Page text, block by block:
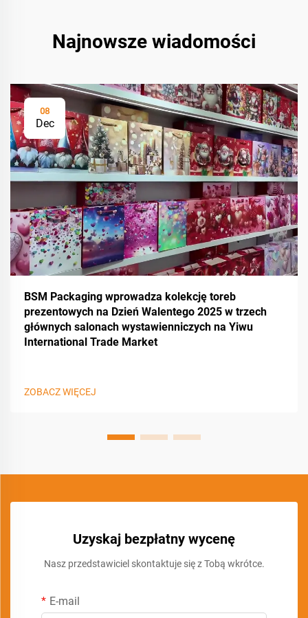
Najnowsze wiadomości
08
Dec
BSM Packaging wprowadza kolekcję toreb
prezentowych na Dzień Walentego 2025 w trzech
głównych salonach wystawienniczych na Yiwu
International Trade Market
ZOBACZ WIĘCEJ
Uzyskaj bezpłatny wycenę
Nasz przedstawiciel skontaktuje się z Tobą wkrótce.
E-mail